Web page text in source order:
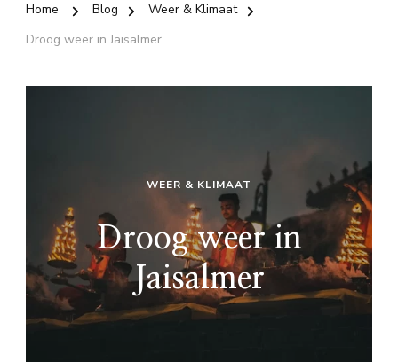
Home Blog
Weer & Klimaat
Droog weer in Jaisalmer
WEER & KLIMAAT
Droog weer in
Jaisalmer